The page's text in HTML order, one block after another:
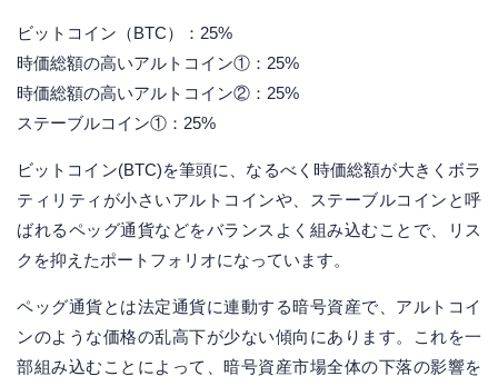
ビットコイン（BTC）：25%
時価総額の高いアルトコイン①：25%
時価総額の高いアルトコイン②：25%
ステーブルコイン①：25%
ビットコイン(BTC)を筆頭に、なるべく時価総額が大きくボラ
ティリティが小さいアルトコインや、ステーブルコインと呼
ばれるペッグ通貨などをバランスよく組み込むことで、リス
クを抑えたポートフォリオになっています。
ペッグ通貨とは法定通貨に連動する暗号資産で、アルトコイ
ンのような価格の乱高下が少ない傾向にあります。これを一
部組み込むことによって、暗号資産市場全体の下落の影響を